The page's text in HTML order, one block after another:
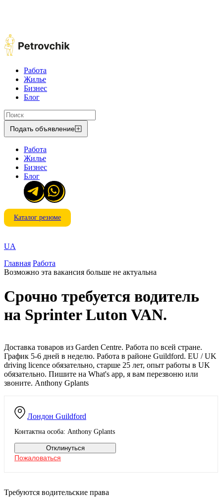
Работа
Жилье
Бизнес
Блог
Подать объявление
Работа
Жилье
Бизнес
Блог
Каталог резюме
UA
Главная Работа
Возможно эта вакансия больше не актуальна
Срочно требуется водитель
на Sprinter Luton VAN.
Лондон Guildford
Контактна особа: Anthony Gplants
Отклинуться
Пожаловаться
Доставка товаров из Garden Centre. Работа по всей стране.
График 5-6 дней в неделю. Работа в районе Guildford. EU / UK
driving licence обязательно, старше 25 лет, опыт работы в UK
обязательно. Пишите на What's app, я вам перезвоню или
звоните. Anthony Gplants
Требуются водительские права